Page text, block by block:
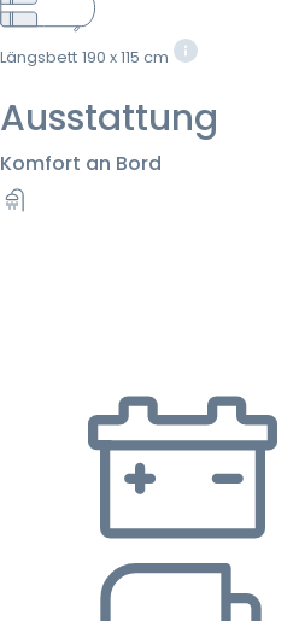
Längsbett 190 x 115 cm
Ausstattung
Komfort an Bord